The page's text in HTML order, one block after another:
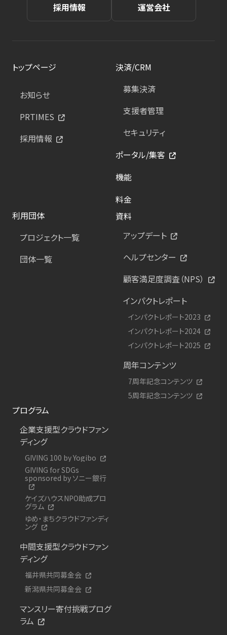
採用情報 運営会社
トップページ
お知らせ
PRTIMES
採用情報
決済/CRM
募集決済
支援者管理
セキュリティ
ポータル/集客
機能
料金
利用団体
プロジェクト一覧
団体一覧
資料
アップデート
ヘルプセンター
顧客満足度調査（NPS）
インパクトレポート
インパクトレポート2023
インパクトレポート2024
インパクトレポート2025
周年コンテンツ
7周年記念コンテンツ
5周年記念コンテンツ
プログラム
企業支援型クラウドファン
ディング
GIVING 100 by Yogibo
GIVING for SDGs
sponsored by ソニー銀行
ケイズハウスNPO助成プロ
グラム
ゆめ・まちクラウドファンディ
ング
中間支援型クラウドファン
ディング
福井県共同募金会
新潟県共同募金会
マンスリー寄付挑戦プログ
ラム